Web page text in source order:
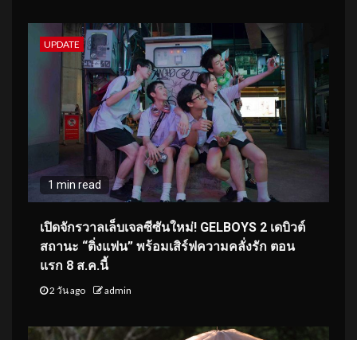
UPDATE
1 min read
เปิดจักรวาลเล็บเจลซีซันใหม่! GELBOYS 2 เดบิวต์
สถานะ “ติ่งแฟน” พร้อมเสิร์ฟความคลั่งรัก ตอน
แรก 8 ส.ค.นี้
2 วัน ago admin